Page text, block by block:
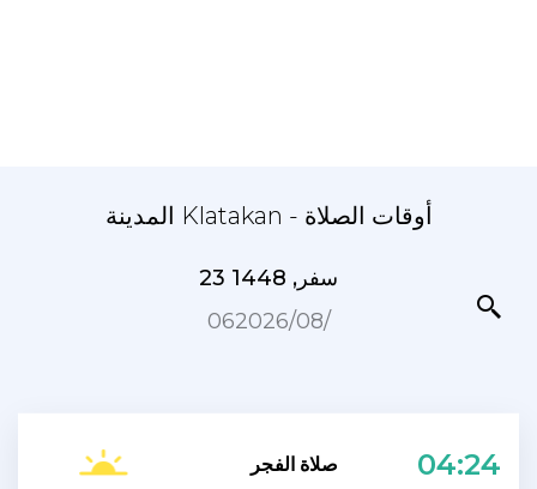
المدينة Klatakan - أوقات الصلاة
23 سفر, 1448
06‏/08‏/2026
صلاة الفجر 04:24